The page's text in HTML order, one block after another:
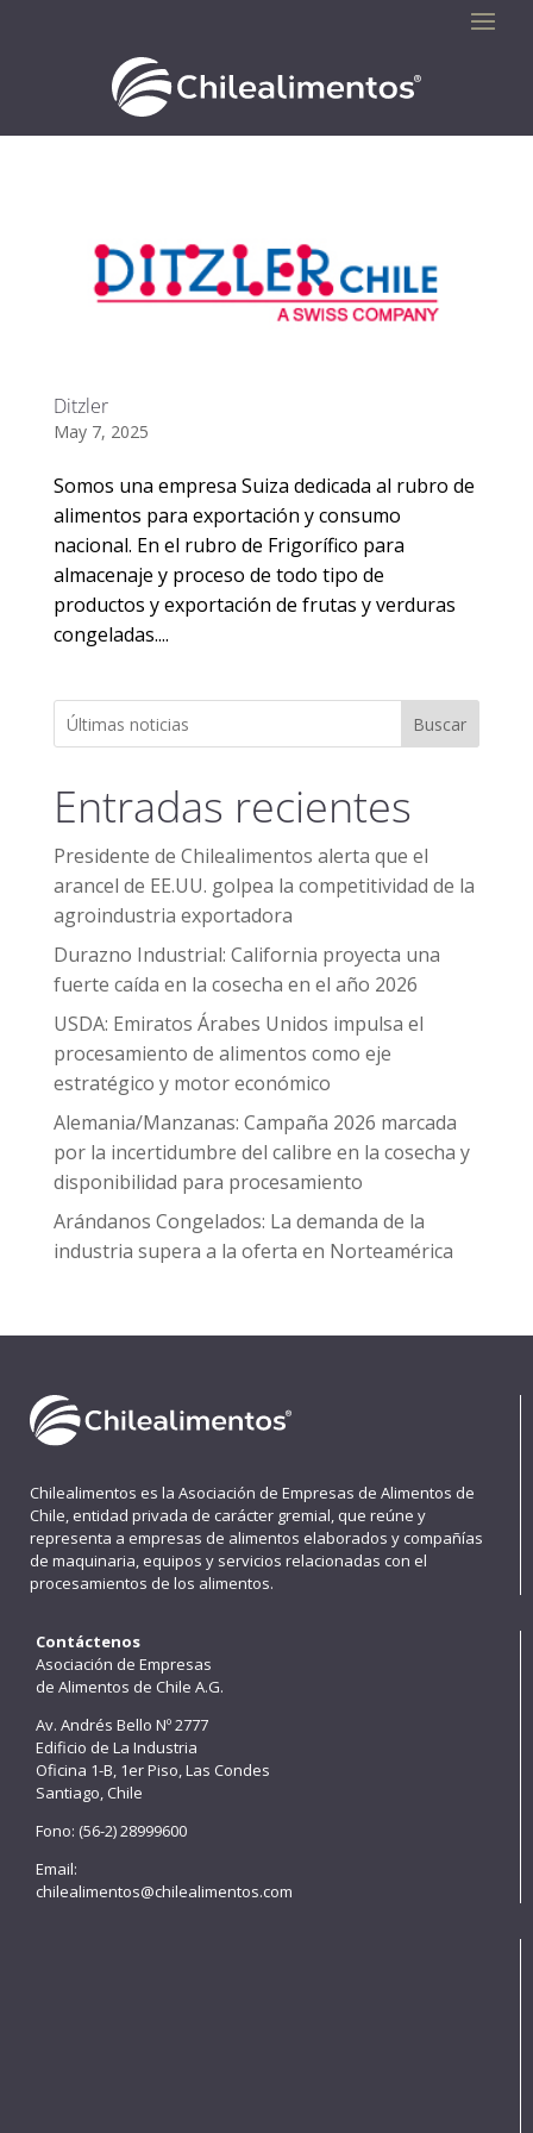
Ditzler
May 7, 2025
Somos una empresa Suiza dedicada al rubro de
alimentos para exportación y consumo
nacional. En el rubro de Frigorífico para
almacenaje y proceso de todo tipo de
productos y exportación de frutas y verduras
congeladas....
Buscar
Entradas recientes
Presidente de Chilealimentos alerta que el
arancel de EE.UU. golpea la competitividad de la
agroindustria exportadora
Durazno Industrial: California proyecta una
fuerte caída en la cosecha en el año 2026
USDA: Emiratos Árabes Unidos impulsa el
procesamiento de alimentos como eje
estratégico y motor económico
Alemania/Manzanas: Campaña 2026 marcada
por la incertidumbre del calibre en la cosecha y
disponibilidad para procesamiento
Arándanos Congelados: La demanda de la
industria supera a la oferta en Norteamérica
Chilealimentos es la Asociación de Empresas de Alimentos de
Chile, entidad privada de carácter gremial, que reúne y
representa a empresas de alimentos elaborados y compañías
de maquinaria, equipos y servicios relacionadas con el
procesamientos de los alimentos.
Contáctenos
Asociación de Empresas
de Alimentos de Chile A.G.
Av. Andrés Bello Nº 2777
Edificio de La Industria
Oficina 1-B, 1er Piso, Las Condes
Santiago, Chile
Fono: (56-2) 28999600
Email:
chilealimentos@chilealimentos.com